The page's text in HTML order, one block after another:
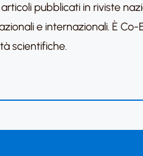
pubblicati in riviste
e internazionali. È
scientifiche.